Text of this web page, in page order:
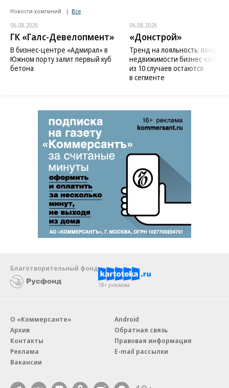
Новости компаний Все
06.08.2026
ГК «Галс-Девелопмент»
В бизнес-центре «Адмирал» в
Южном порту залит первый куб
бетона
06.08.2026
«Донстрой»
Тренд на лояльность:
недвижимости бизнес-класса
из 10 случаев остаются
в сегменте
Благотворительный фонд
18+ реклама
О «Коммерсанте»
Архив
Контакты
Реклама
Вакансии
Android
Обратная связь
Правовая информация
E-mail рассылки